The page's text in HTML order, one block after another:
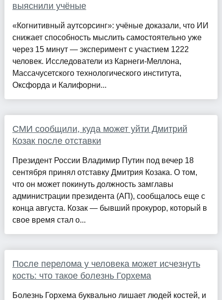
выяснили учёные
«Когнитивный аутсорсинг»: учёные доказали, что ИИ
снижает способность мыслить самостоятельно уже
через 15 минут — эксперимент с участием 1222
человек. Исследователи из Карнеги-Меллона,
Массачусетского технологического института,
Оксфорда и Калифорни...
СМИ сообщили, куда может уйти Дмитрий
Козак после отставки
Президент России Владимир Путин под вечер 18
сентября принял отставку Дмитрия Козака. О том,
что он может покинуть должность замглавы
администрации президента (АП), сообщалось еще с
конца августа. Козак — бывший прокурор, который в
свое время стал о...
После перелома у человека может исчезнуть
кость: что такое болезнь Горхема
Болезнь Горхема буквально лишает людей костей, и